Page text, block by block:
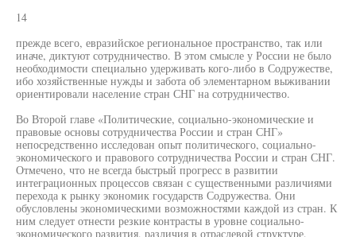
14
прежде всего, евразийское региональное пространство, так или
иначе, диктуют сотрудничество. В этом смысле у России не было
необходимости специально удерживать кого-либо в Содружестве,
ибо хозяйственные нужды и забота об элементарном выживании
ориентировали население стран СНГ на сотрудничество.
Во Второй главе «Политические, социально-экономические и
правовые основы сотрудничества России и стран СНГ»
непосредственно исследован опыт политического, социально-
экономического и правового сотрудничества России и стран СНГ.
Отмечено, что не всегда быстрый прогресс в развитии
интеграционных процессов связан с существенными различиями
перехода к рынку экономик государств Содружества. Они
обусловлены экономическими возможностями каждой из стран. К
ним следует отнести резкие контрасты в уровне социально-
экономического развития, различия в отраслевой структуре,